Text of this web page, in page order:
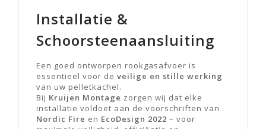
Installatie &
Schoorsteenaansluiting
Een goed ontworpen rookgasafvoer is
essentieel voor de veilige en stille werking
van uw pelletkachel.
Bij Kruijen Montage zorgen wij dat elke
installatie voldoet aan de voorschriften van
Nordic Fire en EcoDesign 2022 – voor